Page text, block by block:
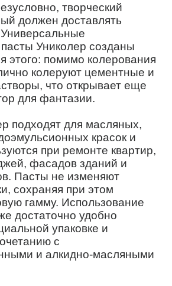
творческий
должен доставлять
Униколер созданы
этого: помимо колерования
колеруют цементные и
что открывает еще
для фантазии.
подходят для масляных,
красок и
при ремонте квартир,
фасадов зданий и
Пасты не изменяют
сохраняя при этом
гамму. Использование
достаточно удобно
упаковке и
с
и алкидно-масляными